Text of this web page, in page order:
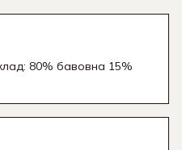
80% бавовна 15%